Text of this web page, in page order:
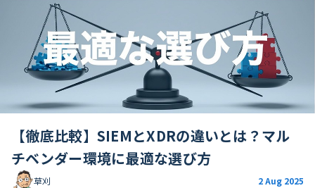
【徹底比較】SIEMとXDRの違いとは？マル
チベンダー環境に最適な選び方
草刈 2 Aug 2025